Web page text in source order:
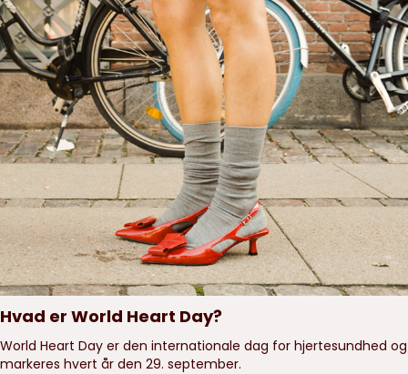
Hvad er World Heart Day?
World Heart Day er den internationale dag for hjertesundhed og
markeres hvert år den 29. september.